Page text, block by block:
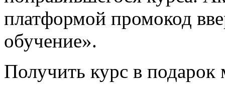
платформой промокод
обучение».
Получить курс в